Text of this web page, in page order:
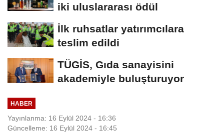
iki uluslararası ödül
İlk ruhsatlar yatırımcılara
teslim edildi
TÜGİS, Gıda sanayisini
akademiyle buluşturuyor
HABER
Yayınlanma: 16 Eylül 2024 - 16:36
Güncelleme: 16 Eylül 2024 - 16:45